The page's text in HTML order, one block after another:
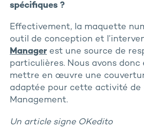
spécifiques ?
Effectivement, la maquette
outil de conception et
Manager est une source de
particulières. Nous avons donc
mettre en œuvre une
adaptée pour cette activité de
Management.
Un article signe OKedito